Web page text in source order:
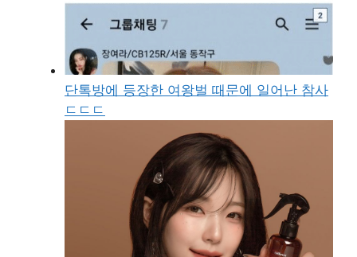
단톡방에 등장한 여왕벌 때문에 일어난 참사
ㄷㄷㄷ